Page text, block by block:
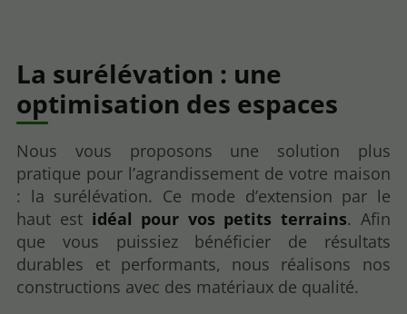
La surélévation : une
optimisation des espaces
Nous vous proposons une solution plus
pratique pour l’agrandissement de votre maison
: la surélévation. Ce mode d’extension par le
haut est idéal pour vos petits terrains. Afin
que vous puissiez bénéficier de résultats
durables et performants, nous réalisons nos
constructions avec des matériaux de qualité.